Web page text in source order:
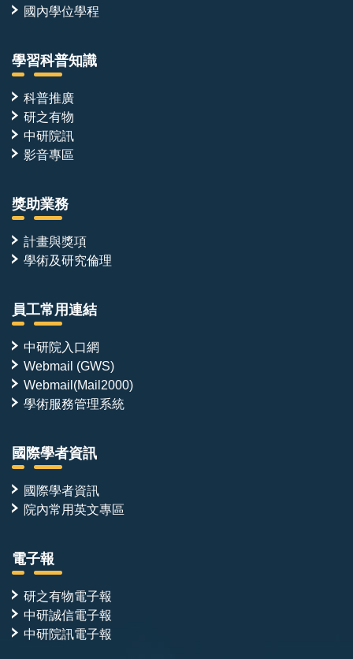
國內學位學程
學習科普知識
科普推廣
研之有物
中研院訊
影音專區
獎助業務
計畫與獎項
學術及研究倫理
員工常用連結
中研院入口網
Webmail (GWS)
Webmail(Mail2000)
學術服務管理系統
國際學者資訊
國際學者資訊
院內常用英文專區
電子報
研之有物電子報
中研誠信電子報
中研院訊電子報